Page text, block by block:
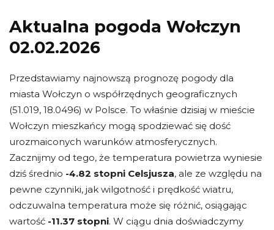
Aktualna pogoda Wołczyn
02.02.2026
Przedstawiamy najnowszą prognozę pogody dla
miasta Wołczyn o współrzędnych geograficznych
(51.019, 18.0496) w Polsce. To właśnie dzisiaj w mieście
Wołczyn mieszkańcy mogą spodziewać się dość
urozmaiconych warunków atmosferycznych.
Zacznijmy od tego, że temperatura powietrza wyniesie
dziś średnio -4.82 stopni Celsjusza, ale ze względu na
pewne czynniki, jak wilgotność i prędkość wiatru,
odczuwalna temperatura może się różnić, osiągając
wartość -11.37 stopni. W ciągu dnia doświadczymy